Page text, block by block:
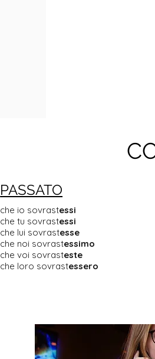
PASSATO
che io sovrastessi
che tu sovrastessi
che lui sovrastesse
che noi sovrastessimo
che voi sovrasteste
che loro sovrastessero